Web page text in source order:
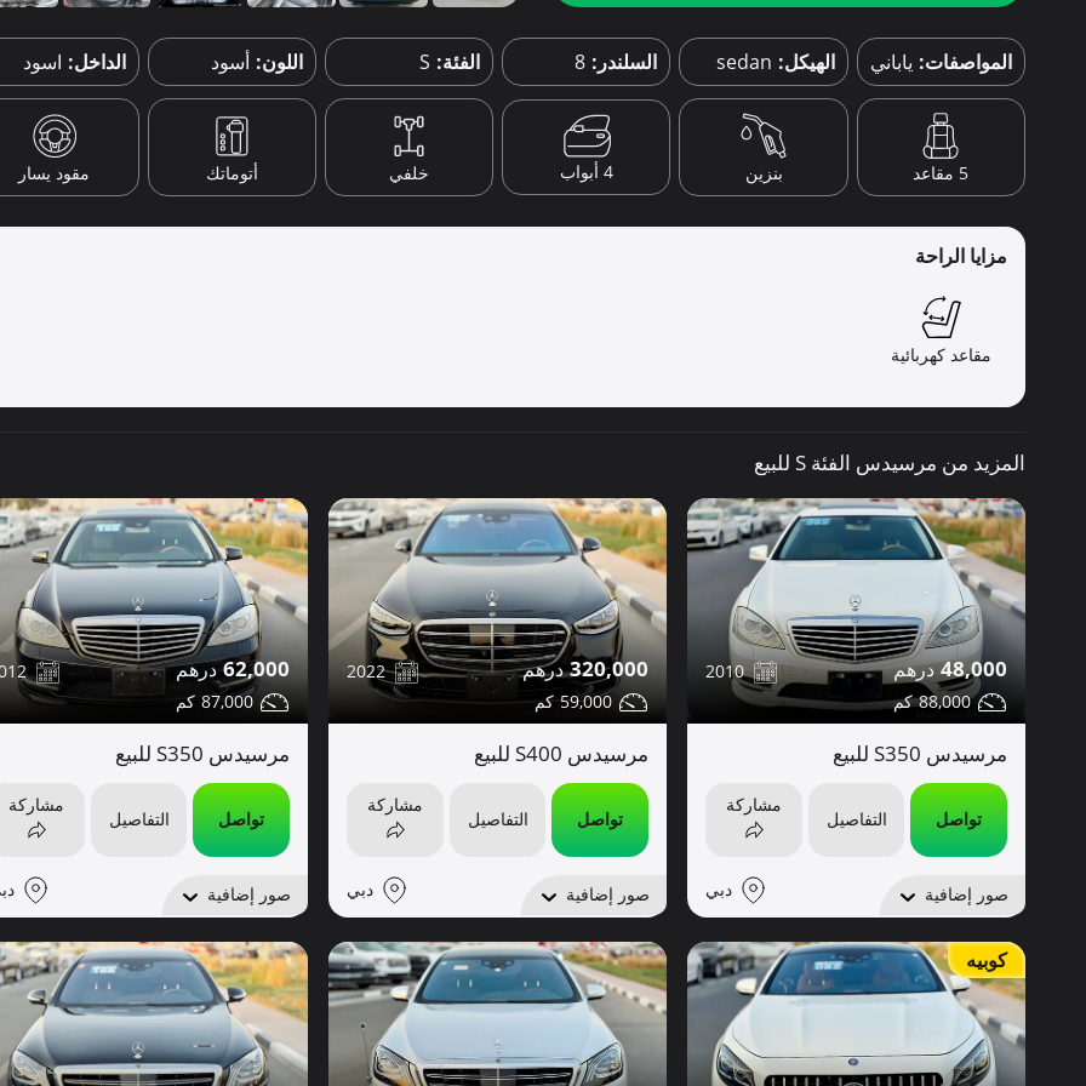
المواصفات: ياباني الهيكل: sedan السلندر: 8 الفئة: S اللون: أسود الداخل: اسود
5 مقاعد بنزين 4 أبواب خلفي أتوماتك مقود يسار
مزايا الراحة
مقاعد كهربائية
المزيد من مرسيدس الفئة S للبيع
48,000
2010
88,000
مرسيدس S350 للبيع
تواصل التفاصيل
مشاركة
صور إضافية دبي
320,000
2022
59,000
مرسيدس S400 للبيع
تواصل التفاصيل
مشاركة
صور إضافية دبي
62,000
87,000
مرسيدس S350 للبيع
تواصل التفاصيل
مشاركة
صور إضافية
كوبيه